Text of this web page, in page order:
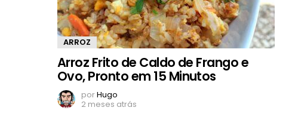
ARROZ
Arroz Frito de Caldo de Frango e
Ovo, Pronto em 15 Minutos
porHugo
2 meses atrás